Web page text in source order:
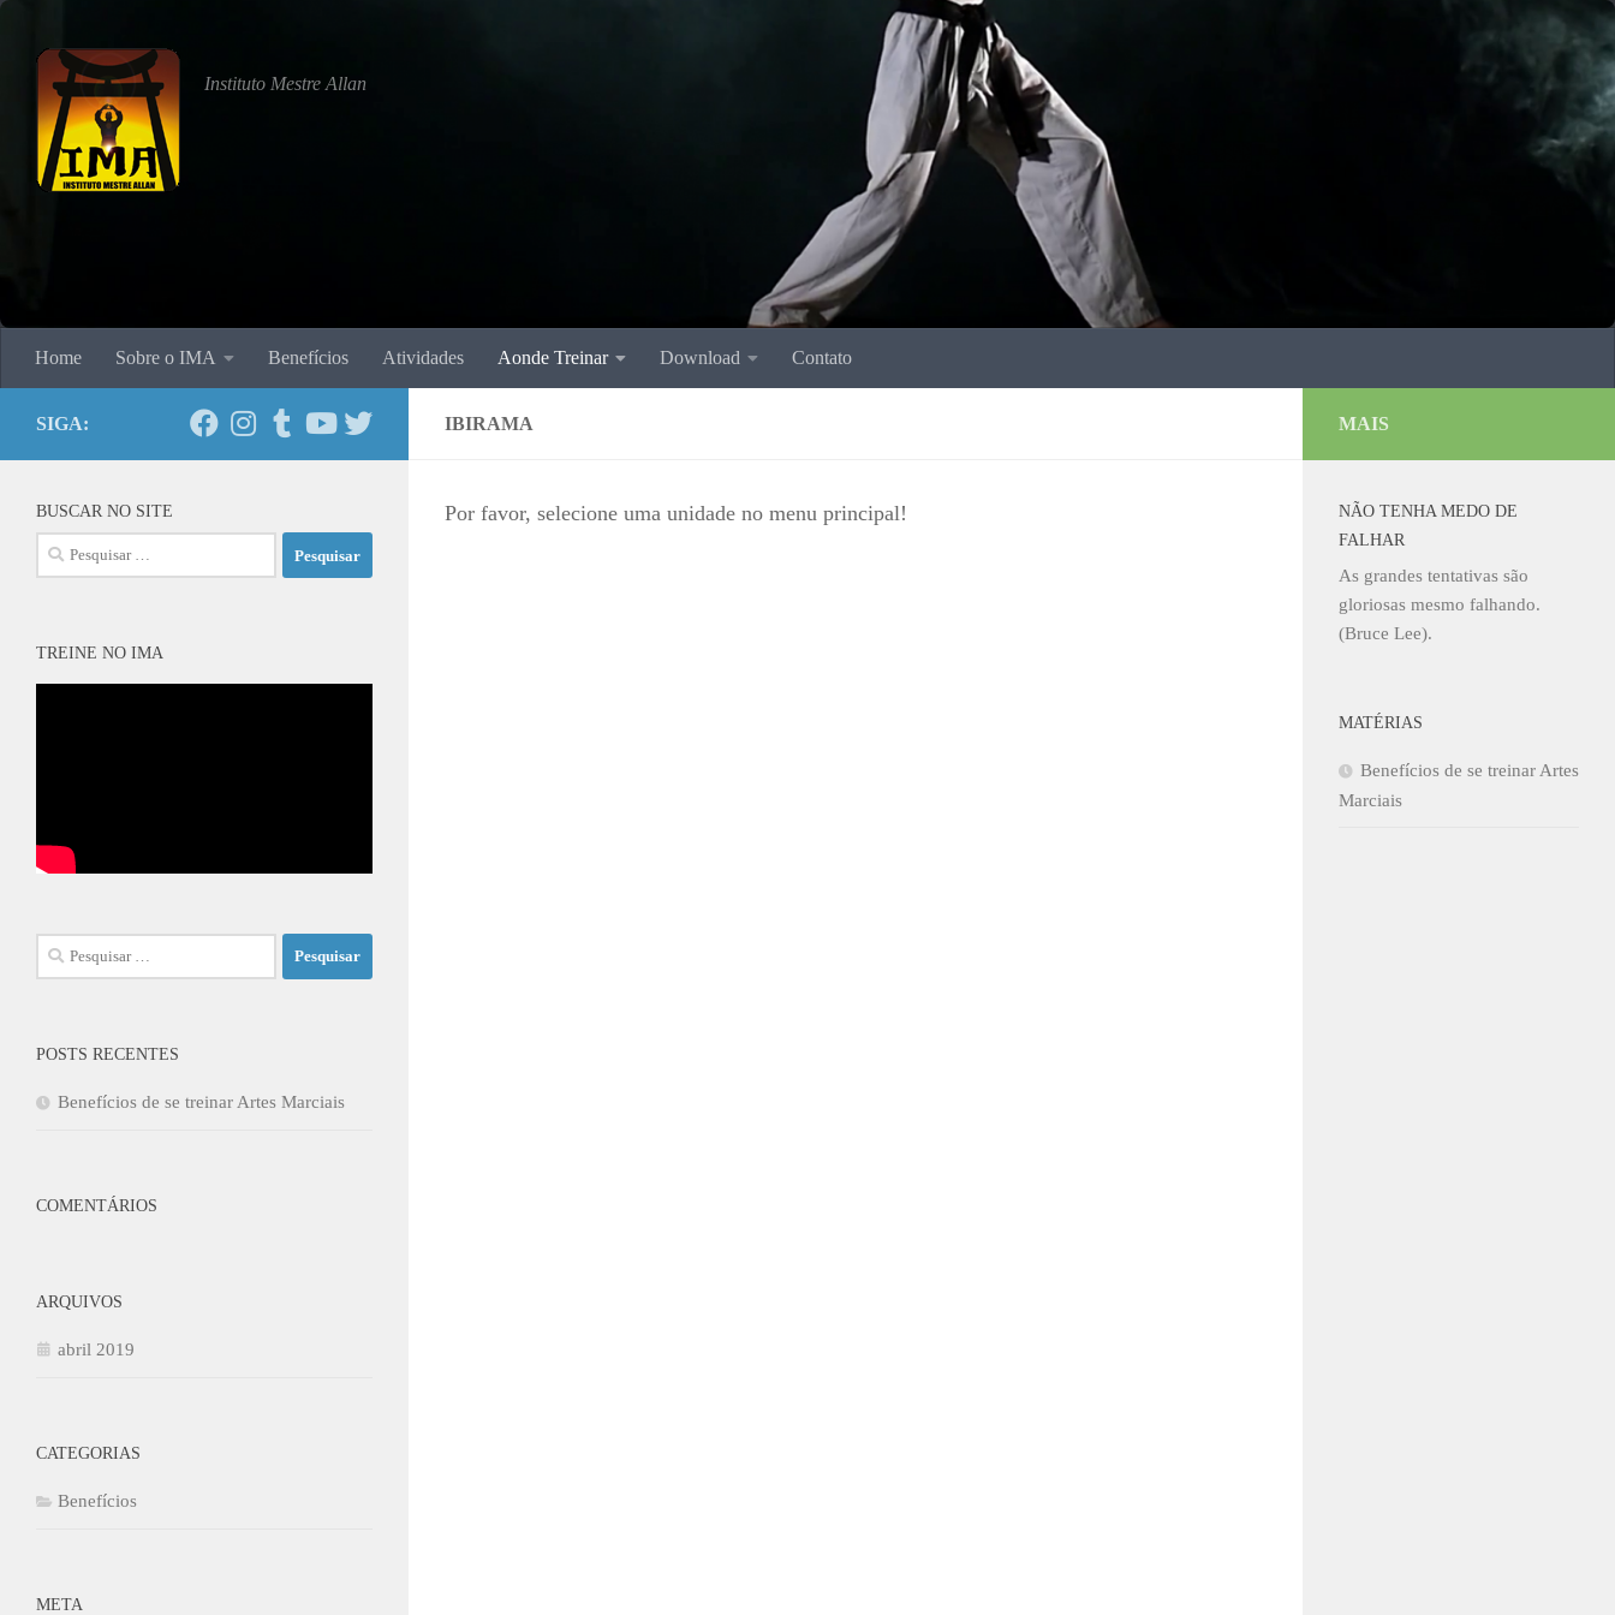
Instituto Mestre Allan
Home Sobre o IMA Benefícios Atividades Aonde Treinar Download Contato
IBIRAMA
Por favor, selecione uma unidade no menu principal!
SIGA:
BUSCAR NO SITE
Pesquisar
por:
TREINE NO IMA
Pesquisar
por:
POSTS RECENTES
Benefícios de se treinar Artes Marciais
COMENTÁRIOS
ARQUIVOS
abril 2019
CATEGORIAS
Benefícios
META
MAIS
NÃO TENHA MEDO DE
FALHAR
As grandes tentativas são
gloriosas mesmo falhando.
(Bruce Lee).
MATÉRIAS
Benefícios de se treinar Artes
Marciais